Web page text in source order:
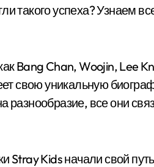
такого успеха? Узнаем
Bang Chan, Woojin, Lee
свою уникальную
разнообразие, все они
Stray Kids начали свой